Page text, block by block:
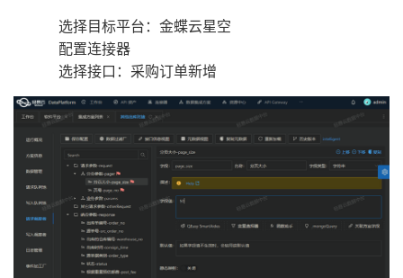
选择目标平台：金蝶云星空
配置连接器
选择接口：采购订单新增